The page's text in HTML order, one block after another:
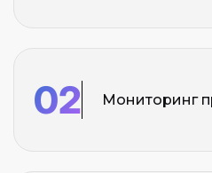
02 Мониторинг